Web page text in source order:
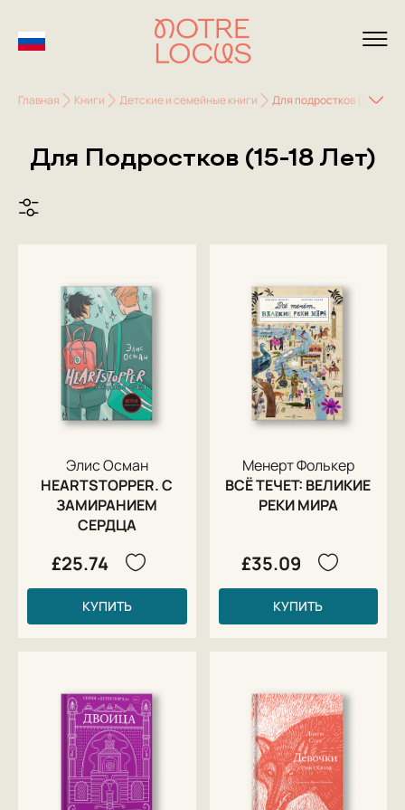
Главная Книги Детские и семейные книги Для подростков (15-18
Для Подростков (15-18 Лет)
Элис Осман
HEARTSTOPPER. С
ЗАМИРАНИЕМ
СЕРДЦА
£25.74
КУПИТЬ
Менерт Фолькер
ВСЁ ТЕЧЕТ: ВЕЛИКИЕ
РЕКИ МИРА
£35.09
КУПИТЬ